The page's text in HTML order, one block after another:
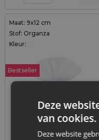
Maat: 9x12 cm
Stof: Organza
Kleur:
Bestseller
Deze
van cookies.
Deze website